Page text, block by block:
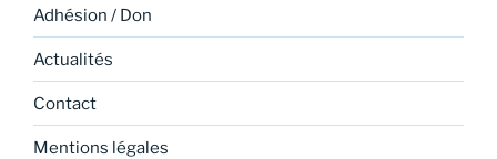
Adhésion / Don
Actualités
Contact
Mentions légales